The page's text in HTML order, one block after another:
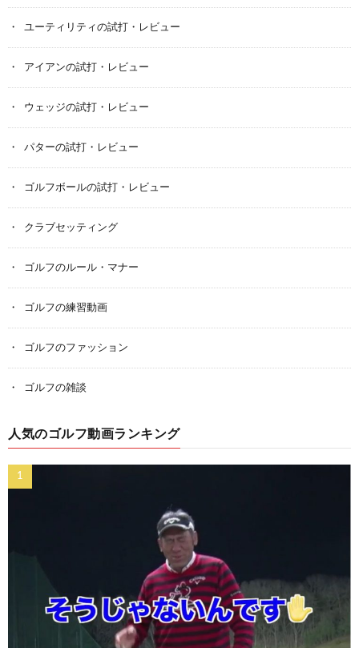
ユーティリティの試打・レビュー
アイアンの試打・レビュー
ウェッジの試打・レビュー
パターの試打・レビュー
ゴルフボールの試打・レビュー
クラブセッティング
ゴルフのルール・マナー
ゴルフの練習動画
ゴルフのファッション
ゴルフの雑談
人気のゴルフ動画ランキング